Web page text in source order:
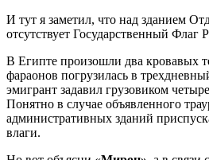
И тут я заметил, что над зданием
отсутствует Государственный
В Египте произошли два кровавых
фараонов погрузилась в
эмигрант задавил грузовиком
Понятно в случае объявленного
административных зданий
влаги.